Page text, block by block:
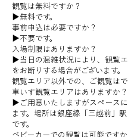
観覧は無料ですか？
▶︎無料です。
事前申込は必要ですか？
▶︎不要です。
入場制限はありますか？
▶︎当日の混雑状況により、観覧
をお断りする場合がございます。
観覧エリア以外での、ご観覧はで
車いす観覧エリアはありますか？
▶︎ご用意いたしますがスペース
ます。場所は銀座線「三越前」
です。
ベビーカーでの観覧は可能ですか